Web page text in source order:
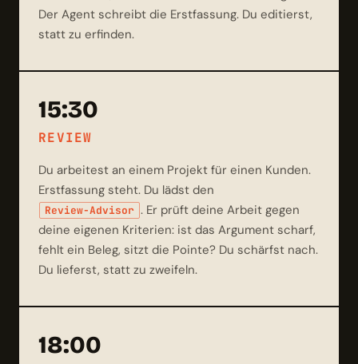
Der Agent schreibt die Erstfassung. Du editierst,
statt zu erfinden.
15:30
REVIEW
Du arbeitest an einem Projekt für einen Kunden.
Erstfassung steht. Du lädst den
Review-Advisor . Er prüft deine Arbeit gegen
deine eigenen Kriterien: ist das Argument scharf,
fehlt ein Beleg, sitzt die Pointe? Du schärfst nach.
Du lieferst, statt zu zweifeln.
18:00